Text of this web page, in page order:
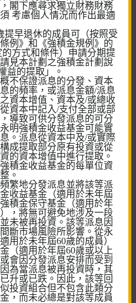
閣下應尋求獨立財務財務
考慮個人情況而作出最適
提早退休的成員可（按照受
例》和《強積金規例》的
方式和條件）申請分期提
見本計劃之強積金計劃說
益的提取」。
不保證派息的分發、資本
的頻率，或派息金額/派息
資本增值、資本及/或總收
資本中記入/支付全部或部
導致可供分發派息的可分
明強積金收益基金可能實
。派息從資本中及/或實際
成提取部分原有投資或從
的資本增值中進行提取。
積金收益基金的每單位資
。
繁地分發派息並將該等派
收益基金（適用於未年屆
積金保守基金（適用於年
，將無可避免地涉及一段
未被再投資。該等派息因
斷市場風險所影響。從永
用於未年屆60歲的成員）
（適用於年屆60歲或以上
會因分發派息安排而受到
為當派息被再投資時，其
升或已跌。因此，該等回
投資組合但不包含此類分
，而未必總是對該等成員